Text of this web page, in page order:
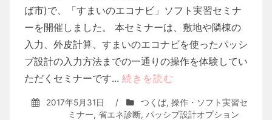
ば市)で、「すまいのエコナビ」ソフト実習セミナ
ーを開催しました。 本セミナーは、敷地や隣棟の
入力、外皮計算、すまいのエコナビを使ったパッシ
ブ設計の入力方法までの一通りの操作を体験してい
ただくセミナーです... 続きを読む
2017年5月31日 / つくば, 操作・ソフト実習セ
ミナー,省エネ診断,パッシブ設計オプション